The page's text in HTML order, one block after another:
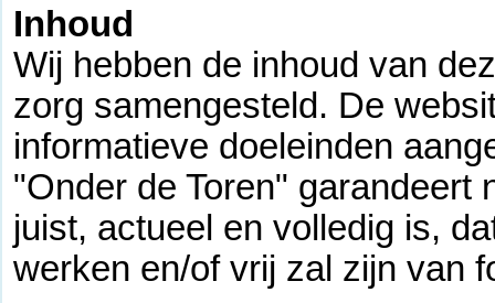
Inhoud
Wij hebben de inhoud van
zorg samengesteld. De
informatieve doeleinden
"Onder de Toren" garandeert
juist, actueel en volledig is,
werken en/of vrij zal zijn van